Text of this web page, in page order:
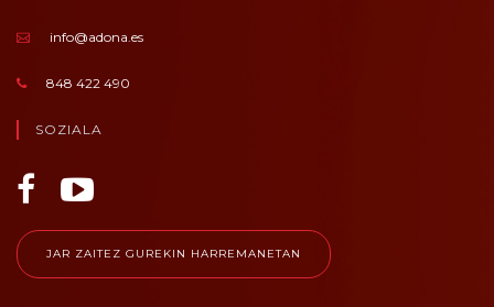
info@adona.es
848 422 490
SOZIALA
JAR ZAITEZ GUREKIN HARREMANETAN